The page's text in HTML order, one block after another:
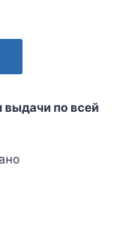
выдачи по всей